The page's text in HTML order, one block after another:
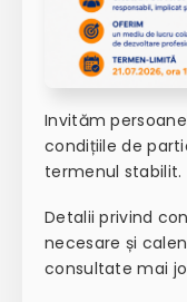
Invităm
condițiile de
termenul stabilit.
Detalii privind
necesare și
consultate mai